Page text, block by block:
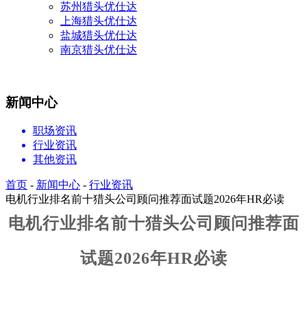
苏州猎头优仕达
上海猎头优仕达
盐城猎头优仕达
南京猎头优仕达
新闻中心
职场资讯
行业资讯
其他资讯
首页 - 新闻中心 - 行业资讯
电机行业排名前十猎头公司顾问推荐面试题2026年HR必读
电机行业排名前十猎头公司顾问推荐面
试题2026年HR必读